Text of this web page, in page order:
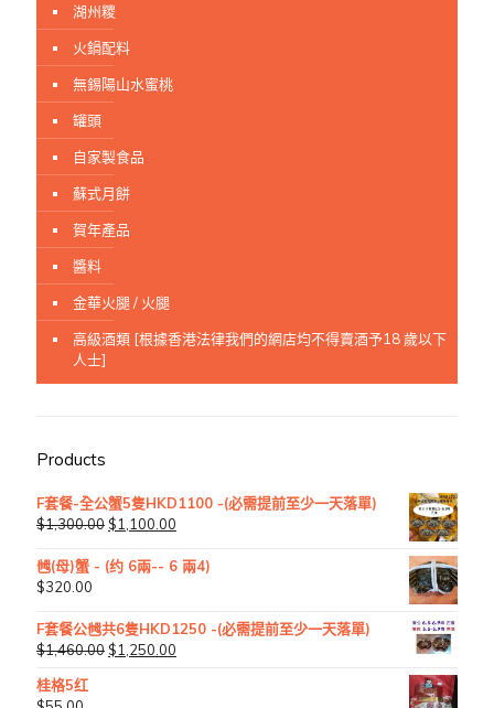
湖州糭
火鍋配料
無錫陽山水蜜桃
罐頭
自家製食品
蘇式月餅
賀年產品
醬料
金華火腿 / 火腿
高級酒類 [根據香港法律我們的網店均不得賣酒予18 歲以下
人士]
Products
F套餐-全公蟹5隻HKD1100 -(必需提前至少一天落單)
$1,300.00$1,100.00
乸(母)蟹 - (约 6兩-- 6 兩4)
$320.00
F套餐公乸共6隻HKD1250 -(必需提前至少一天落單)
$1,460.00$1,250.00
桂格5红